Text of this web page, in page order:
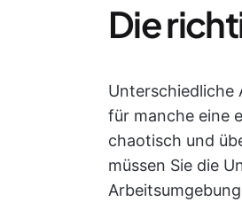
Die
Unterschiedliche
für manche eine
chaotisch und
müssen Sie die